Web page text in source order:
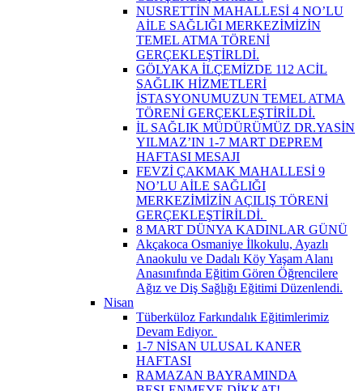
NUSRETTİN MAHALLESİ 4 NO’LU
AİLE SAĞLIĞI MERKEZİMİZİN
TEMEL ATMA TÖRENİ
GERÇEKLEŞTİRLDİ.
GÖLYAKA İLÇEMİZDE 112 ACİL
SAĞLIK HİZMETLERİ
İSTASYONUMUZUN TEMEL ATMA
TÖRENİ GERÇEKLEŞTİRİLDİ.
İL SAĞLIK MÜDÜRÜMÜZ DR.YASİN
YILMAZ’IN 1-7 MART DEPREM
HAFTASI MESAJI
FEVZİ ÇAKMAK MAHALLESİ 9
NO’LU AİLE SAĞLIĞI
MERKEZİMİZİN AÇILIŞ TÖRENİ
GERÇEKLEŞTİRİLDİ. ​
8 MART DÜNYA KADINLAR GÜNÜ
Akçakoca Osmaniye İlkokulu, Ayazlı
Anaokulu ve Dadalı Köy Yaşam Alanı
Anasınıfında Eğitim Gören Öğrencilere
Ağız ve Diş Sağlığı Eğitimi Düzenlendi.
Nisan
Tüberküloz Farkındalık Eğitimlerimiz
Devam Ediyor. ​
1-7 NİSAN ULUSAL KANER
HAFTASI
RAMAZAN BAYRAMINDA